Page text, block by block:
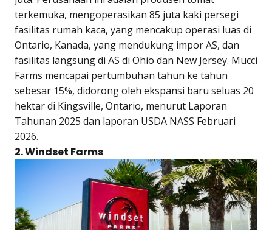
terkemuka, mengoperasikan 85 juta kaki persegi
fasilitas rumah kaca, yang mencakup operasi luas di
Ontario, Kanada, yang mendukung impor AS, dan
fasilitas langsung di AS di Ohio dan New Jersey. Mucci
Farms mencapai pertumbuhan tahun ke tahun
sebesar 15%, didorong oleh ekspansi baru seluas 20
hektar di Kingsville, Ontario, menurut Laporan
Tahunan 2025 dan laporan USDA NASS Februari
2026.
2. Windset Farms